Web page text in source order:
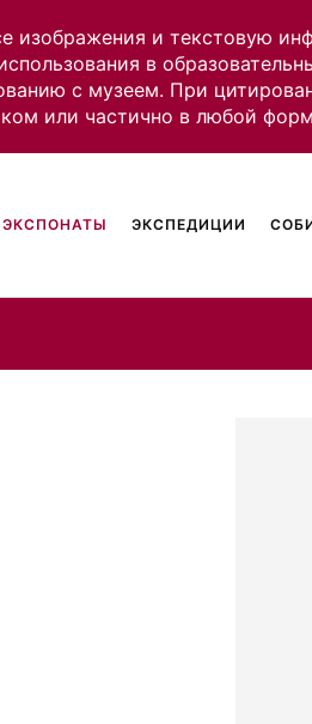
изображения и текстовую
в
с музеем. При
или частично в любой
ЭКСПОНАТЫ ЭКСПЕДИЦИИ